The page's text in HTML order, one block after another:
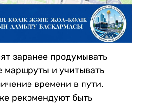
заранее продумывать
маршруты и учитывать
времени в пути.
рекомендуют быть